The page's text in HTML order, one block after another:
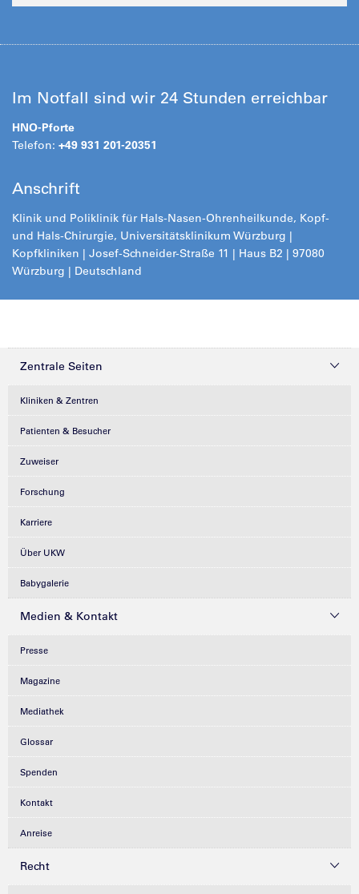
Im Notfall sind wir 24 Stunden erreichbar
HNO-Pforte
Telefon: +49 931 201-20351
Anschrift
Klinik und Poliklinik für Hals-Nasen-Ohrenheilkunde, Kopf-
und Hals-Chirurgie, Universitätsklinikum Würzburg |
Kopfkliniken | Josef-Schneider-Straße 11 | Haus B2 | 97080
Würzburg | Deutschland
Zentrale Seiten
Kliniken & Zentren
Patienten & Besucher
Zuweiser
Forschung
Karriere
Über UKW
Babygalerie
Medien & Kontakt
Presse
Magazine
Mediathek
Glossar
Spenden
Kontakt
Anreise
Recht